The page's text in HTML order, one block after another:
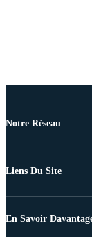
Notre Réseau
Liens Du Site
En Savoir